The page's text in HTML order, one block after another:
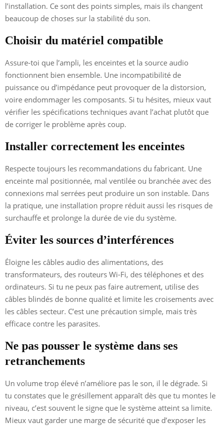
l’installation. Ce sont des points simples, mais ils changent
beaucoup de choses sur la stabilité du son.
Choisir du matériel compatible
Assure-toi que l’ampli, les enceintes et la source audio
fonctionnent bien ensemble. Une incompatibilité de
puissance ou d’impédance peut provoquer de la distorsion,
voire endommager les composants. Si tu hésites, mieux vaut
vérifier les spécifications techniques avant l’achat plutôt que
de corriger le problème après coup.
Installer correctement les enceintes
Respecte toujours les recommandations du fabricant. Une
enceinte mal positionnée, mal ventilée ou branchée avec des
connexions mal serrées peut produire un son instable. Dans
la pratique, une installation propre réduit aussi les risques de
surchauffe et prolonge la durée de vie du système.
Éviter les sources d’interférences
Éloigne les câbles audio des alimentations, des
transformateurs, des routeurs Wi-Fi, des téléphones et des
ordinateurs. Si tu ne peux pas faire autrement, utilise des
câbles blindés de bonne qualité et limite les croisements avec
les câbles secteur. C’est une précaution simple, mais très
efficace contre les parasites.
Ne pas pousser le système dans ses
retranchements
Un volume trop élevé n’améliore pas le son, il le dégrade. Si
tu constates que le grésillement apparaît dès que tu montes le
niveau, c’est souvent le signe que le système atteint sa limite.
Mieux vaut garder une marge de sécurité que d’exposer les